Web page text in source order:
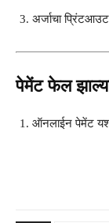
अर्जाचा प्रिंटआउट
पेमेंट फेल
ऑनलाईन पेमेंट